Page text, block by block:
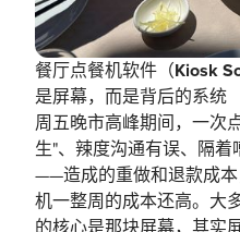
餐厅点餐机软件（Kiosk
是屏幕，而是背后的系统
周五晚市高峰期间，一次
生"、辣度沟通有误、隔
——造成的重做和退款成
机一整周的成本还高。大
的核心是那块屏幕，其实